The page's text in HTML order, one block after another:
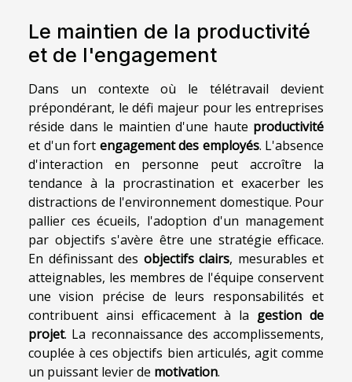
Le maintien de la productivité
et de l'engagement
Dans un contexte où le télétravail devient
prépondérant, le défi majeur pour les entreprises
réside dans le maintien d'une haute productivité
et d'un fort engagement des employés. L'absence
d'interaction en personne peut accroître la
tendance à la procrastination et exacerber les
distractions de l'environnement domestique. Pour
pallier ces écueils, l'adoption d'un management
par objectifs s'avère être une stratégie efficace.
En définissant des objectifs clairs, mesurables et
atteignables, les membres de l'équipe conservent
une vision précise de leurs responsabilités et
contribuent ainsi efficacement à la gestion de
projet. La reconnaissance des accomplissements,
couplée à ces objectifs bien articulés, agit comme
un puissant levier de motivation.